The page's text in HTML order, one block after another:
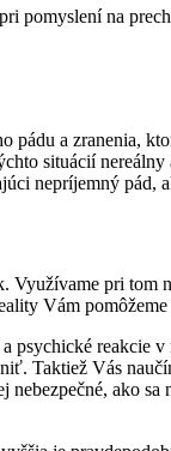
na
a zranenia,
situácií
nepríjemný
pri
Vám
psychické
Taktiež Vás
nebezpečné, ako